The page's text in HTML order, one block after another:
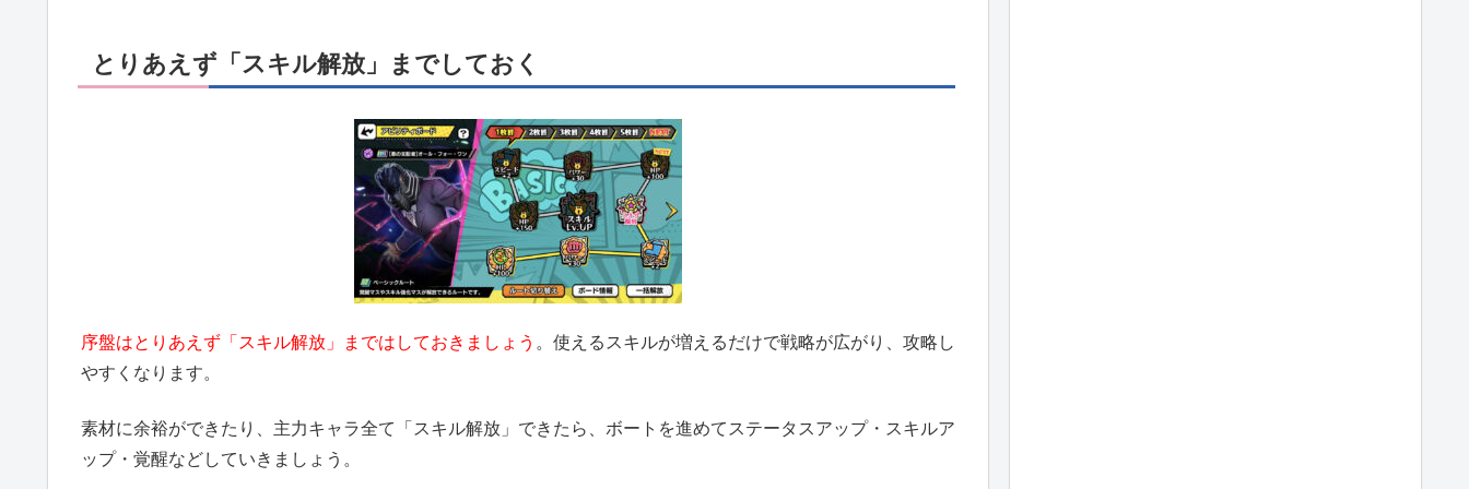
とりあえず「スキル解放」までしておく
序盤はとりあえず「スキル解放」まではしておきましょう 。使えるスキルが増えるだけで戦略が広がり、攻略し
やすくなります。
素材に余裕ができたり、主力キャラ全て「スキル解放」できたら、ボートを進めてステータスアップ・スキルア
ップ・覚醒などしていきましょう。